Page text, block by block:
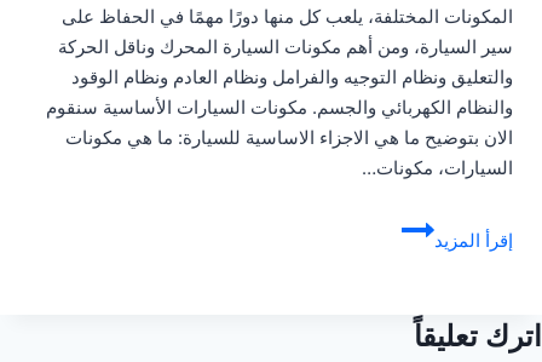
المكونات المختلفة، يلعب كل منها دورًا مهمًا في الحفاظ على
سير السيارة، ومن أهم مكونات السيارة المحرك وناقل الحركة
والتعليق ونظام التوجيه والفرامل ونظام العادم ونظام الوقود
والنظام الكهربائي والجسم. مكونات السيارات الأساسية سنقوم
الان بتوضيح ما هي الاجزاء الاساسية للسيارة: ما هي مكونات
السيارات، مكونات…
إقرأ المزيد
ما
السيارات؟
|
اترك تعليقاً